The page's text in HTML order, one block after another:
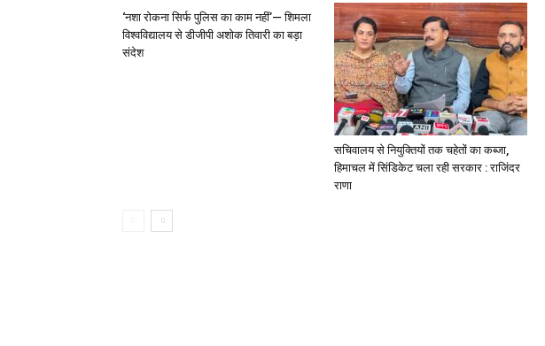
‘नशा रोकना सिर्फ पुलिस का काम नहीं’— शिमला
विश्वविद्यालय से डीजीपी अशोक तिवारी का बड़ा
संदेश
सचिवालय से नियुक्तियों तक चहेतों का कब्जा,
हिमाचल में सिंडिकेट चला रही सरकार : राजिंदर
राणा